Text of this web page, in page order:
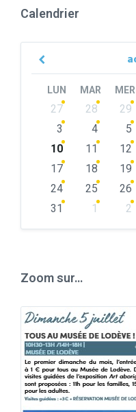
Calendrier
Previous
LUN MAR MER
Skip
calendar
27 28 29
3
4 5
10
11 12
17
18 19
24
25 26
31
1 2
Zoom sur…